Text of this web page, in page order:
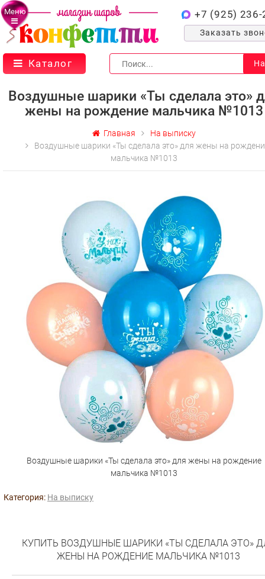
Меню +7 (925) 236-
Заказать
Каталог
Воздушные шарики «Ты сделала это»
жены на рождение мальчика №1013
Главная
На выписку
Воздушные шарики «Ты сделала это» для жены на
мальчика №1013
Воздушные шарики «Ты сделала это» для жены на рождение
мальчика №1013
Категория: На выписку
КУПИТЬ ВОЗДУШНЫЕ ШАРИКИ «ТЫ СДЕЛАЛА ЭТО»
ЖЕНЫ НА РОЖДЕНИЕ МАЛЬЧИКА №1013